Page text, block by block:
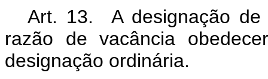
Art. 13. A designação de
razão de vacância
designação ordinária.